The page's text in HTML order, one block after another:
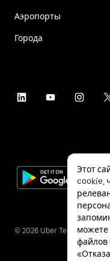
Аэропорты
Города
© 2026 Uber Technologies
Этот
cookie,
можете
файлов